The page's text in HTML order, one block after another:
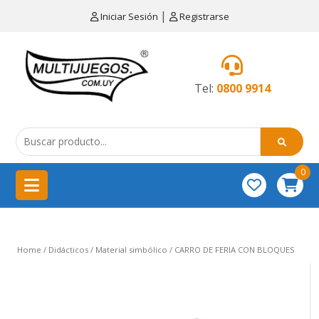
Iniciar Sesión | Registrarse
Tel: 0800 9914
MENÚ
de
cocina
China
importación
0
Home / Didácticos / Material simbólico / CARRO DE FERIA CON BLOQUES